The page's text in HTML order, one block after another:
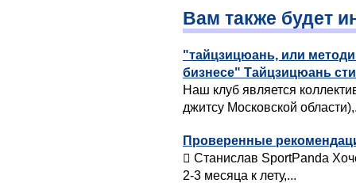
Вам также будет
"тайцзицюань, или
бизнесе" Тайцзицюань
Наш клуб является
джитсу Московской
Проверенные
 Станислав SportPanda
2-3 месяца к лету,...